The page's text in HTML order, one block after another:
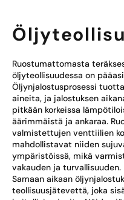
Ruostumattomasta
öljyteollisuudessa on
Öljynjalostusprosessi
aineita, ja jalostuksen
pitkään korkeissa
äärimmäistä ja ankaraa.
valmistettujen venttiilien
mahdollistavat niiden
ympäristöissä, mikä
vakauden ja turvallisuuden.
Samaan aikaan
teollisuusjätevettä, joka